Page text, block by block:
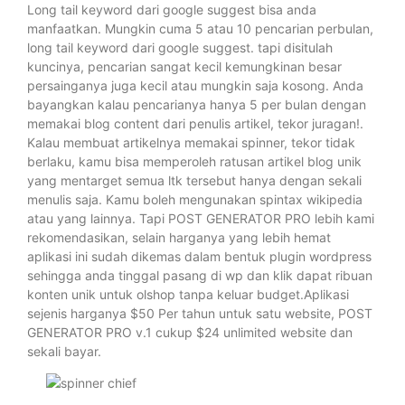
Long tail keyword dari google suggest bisa anda
manfaatkan. Mungkin cuma 5 atau 10 pencarian perbulan,
long tail keyword dari google suggest. tapi disitulah
kuncinya, pencarian sangat kecil kemungkinan besar
persainganya juga kecil atau mungkin saja kosong. Anda
bayangkan kalau pencarianya hanya 5 per bulan dengan
memakai blog content dari penulis artikel, tekor juragan!.
Kalau membuat artikelnya memakai spinner, tekor tidak
berlaku, kamu bisa memperoleh ratusan artikel blog unik
yang mentarget semua ltk tersebut hanya dengan sekali
menulis saja. Kamu boleh mengunakan spintax wikipedia
atau yang lainnya. Tapi POST GENERATOR PRO lebih kami
rekomendasikan, selain harganya yang lebih hemat
aplikasi ini sudah dikemas dalam bentuk plugin wordpress
sehingga anda tinggal pasang di wp dan klik dapat ribuan
konten unik untuk olshop tanpa keluar budget.Aplikasi
sejenis harganya $50 Per tahun untuk satu website, POST
GENERATOR PRO v.1 cukup $24 unlimited website dan
sekali bayar.